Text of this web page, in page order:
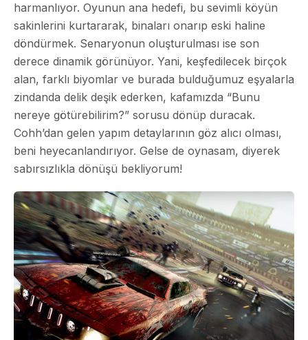
harmanlıyor. Oyunun ana hedefi, bu sevimli köyün
sakinlerini kurtararak, binaları onarıp eski haline
döndürmek. Senaryonun oluşturulması ise son
derece dinamik görünüyor. Yani, keşfedilecek birçok
alan, farklı biyomlar ve burada bulduğumuz eşyalarla
zindanda delik deşik ederken, kafamızda “Bunu
nereye götürebilirim?” sorusu dönüp duracak.
Cohh’dan gelen yapım detaylarının göz alıcı olması,
beni heyecanlandırıyor. Gelse de oynasam, diyerek
sabırsızlıkla dönüşü bekliyorum!